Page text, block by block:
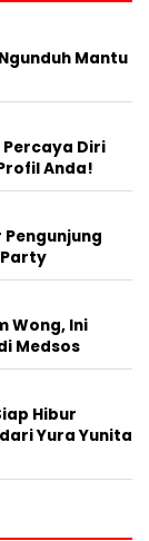
Mantu
Percaya Diri
Anda!
Pengunjung
Wong, Ini
Medsos
Hibur
Yura Yunita